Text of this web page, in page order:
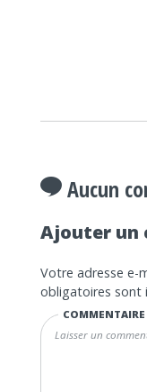
Aucun
Ajouter un
Votre adresse e-
obligatoires sont
COMMENTAIRE